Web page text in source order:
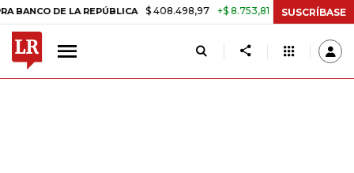
DE LA REPÚBLICA $ 408.498,97 +$ 8.753,81 +2,19% TASA DE
SUSCRÍBASE